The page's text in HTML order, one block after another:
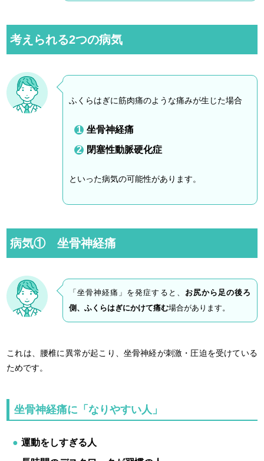
考えられる2つの病気
ふくらはぎに筋肉痛のような痛みが生じた場合
坐骨神経痛
閉塞性動脈硬化症
といった病気の可能性があります。
病気① 坐骨神経痛
「坐骨神経痛」を発症すると、 お尻から足の後ろ
側、ふくらはぎにかけて痛む場合があります。
これは、腰椎に異常が起こり、坐骨神経が刺激・圧迫を受けている
ためです。
坐骨神経痛に「なりやすい人」
運動をしすぎる人